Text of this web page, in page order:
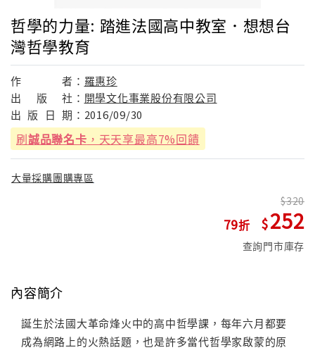
哲學的力量: 踏進法國高中教室．想想台
灣哲學教育
作 者： 羅惠珍
出
版 社： 開學文化事業股份有限公司
出 版 日 期： 2016/09/30
刷誠品聯名卡 ，天天享最高7%回饋
大量採購團購專區
79
320
252
查詢門市庫存
內容簡介
誕生於法國大革命烽火中的高中哲學課，每年六月都要
成為網路上的火熱話題，也是許多當代哲學家啟蒙的原